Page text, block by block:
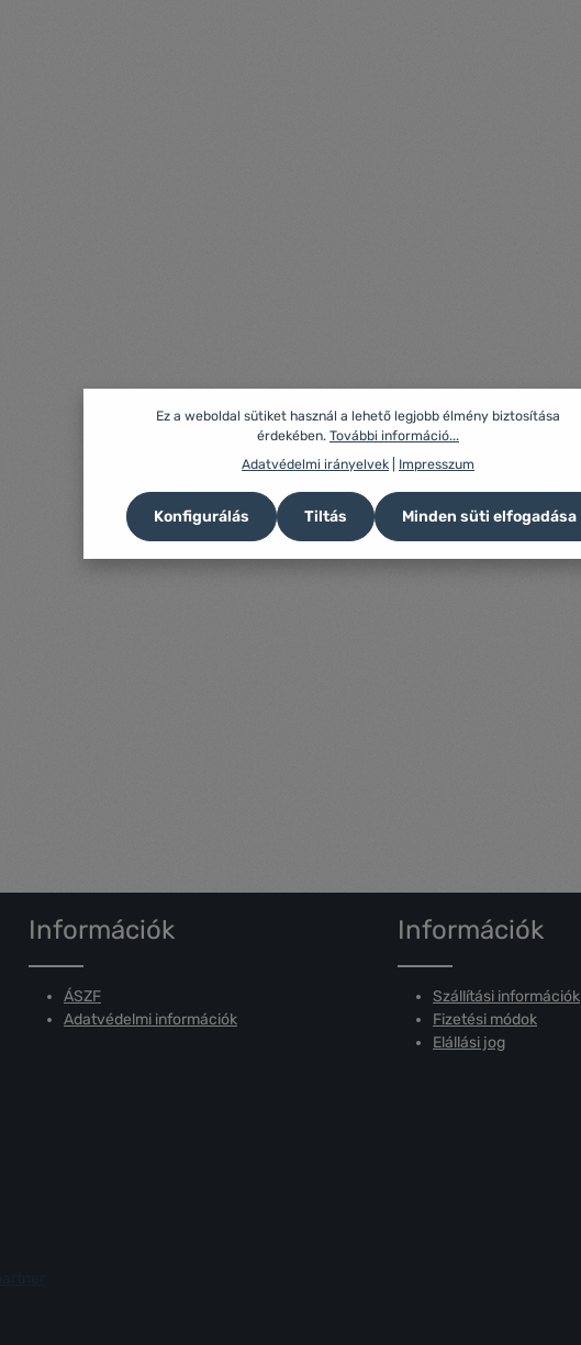
Információk
ÁSZF
Adatvédelmi információk
Információk
Szállítási információk
Fizetési módok
Elállási jog
Ez a weboldal sütiket használ a lehető legjobb élmény biztosítása
érdekében. További információ...
Adatvédelmi irányelvek
Impresszum
Tiltás
Konfigurálás Minden süti elfogadása